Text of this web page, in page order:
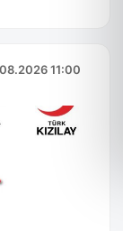
11:00